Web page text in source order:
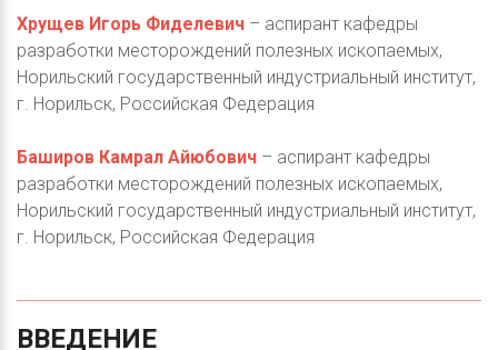
Хрущев Игорь Фиделевич – аспирант кафедры
разработки месторождений полезных ископаемых,
Норильский государственный индустриальный институт,
г. Норильск, Российская Федерация
Баширов Камрал Айюбович – аспирант кафедры
разработки месторождений полезных ископаемых,
Норильский государственный индустриальный институт,
г. Норильск, Российская Федерация
ВВЕДЕНИЕ